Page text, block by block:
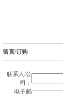
留言/订购
联系人/公
司：
电子邮